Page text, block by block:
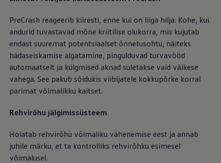
PreCrash reageerib kiiresti, enne kui on liiga hilja. Kohe, kui
andurid tuvastavad mõne kriitilise olukorra, mis kujutab
endast suuremat potentsiaalset õnnetusohtu, näiteks
hädaseiskamise algatamine, pingulduvad turvavööd
automaatselt ja külgmised aknad suletakse vaid väikese
vahega. See pakub sõidukis viibijatele kokkupõrke korral
parimat võimalikku kaitset.
Rehvirõhu jälgimissüsteem
Hoiatab rehvirõhu võimaliku vähenemise eest ja annab
juhile märku, et ta kontrolliks rehvirõhku esimesel
võimalusel.